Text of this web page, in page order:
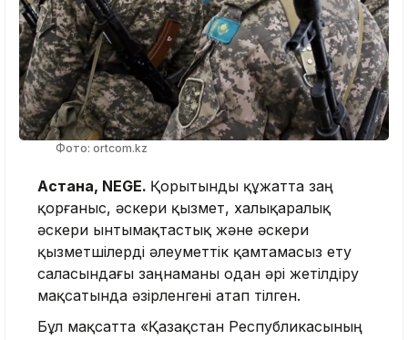
Фото: ortcom.kz
Астана, NEGE. Қорытынды құжатта заң
қорғаныс, әскери қызмет, халықаралық
әскери ынтымақтастық және әскери
қызметшілерді әлеуметтік қамтамасыз ету
саласындағы заңнаманы одан әрі жетілдіру
мақсатында әзірленгені атап өтілген.
Бұл мақсатта «Қазақстан Республикасының